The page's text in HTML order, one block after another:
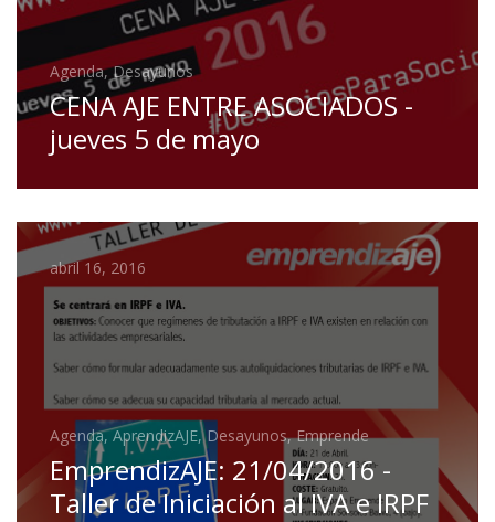
Agenda, Desayunos
CENA AJE ENTRE ASOCIADOS -
jueves 5 de mayo
abril 16, 2016
Agenda, AprendizAJE, Desayunos, Emprende
EmprendizAJE: 21/04/2016 -
Taller de Iniciación al IVA e IRPF